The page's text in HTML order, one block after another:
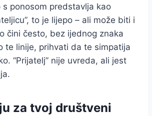
s ponosom predstavlja kao
to je lijepo – ali može biti i
čini često, bez ijednog znaka
te linije, prihvati da te simpatija
“Prijatelj” nije uvreda, ali jest
za tvoj društveni